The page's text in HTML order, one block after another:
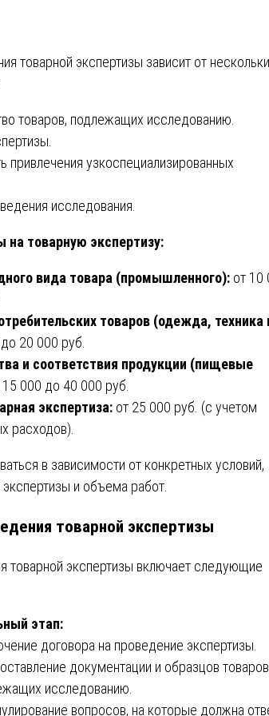
товарной экспертизы зависит от
товаров, подлежащих исследованию.
привлечения узкоспециализированных
исследования.
товарную экспертизу:
вида товара (промышленного): от 10
товаров (одежда, техника
20 000 руб.
и соответствия продукции (пищевые
15 000 до 40 000 руб.
экспертиза: от 25 000 руб. (с учетом
расходов).
в зависимости от конкретных условий,
и объема работ.
товарной экспертизы
товарной экспертизы включает следующие
этап:
договора на проведение экспертизы.
документации и образцов
исследованию.
вопросов, на которые должна